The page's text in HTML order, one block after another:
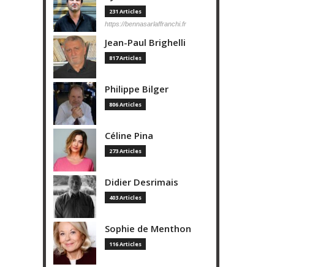
231 Articles
https://bennasarlaffranchi.fr
Jean-Paul Brighelli
817 Articles
Philippe Bilger
806 Articles
Céline Pina
273 Articles
Didier Desrimais
403 Articles
Sophie de Menthon
116 Articles